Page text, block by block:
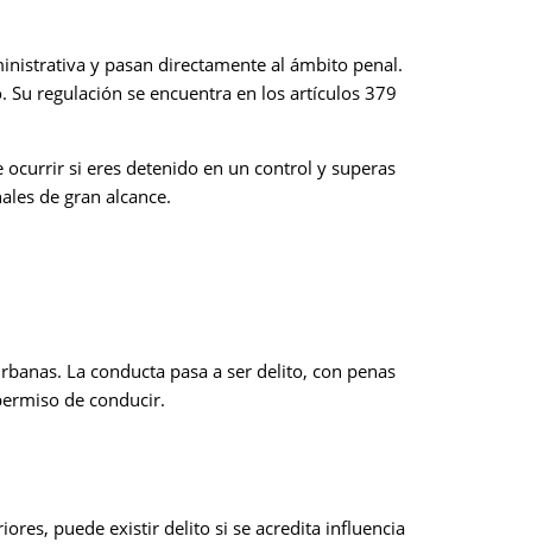
y pasan directamente al ámbito penal.
Su regulación se encuentra en los artículos 379
ocurrir si eres detenido en un control y superas
de gran alcance.
La conducta pasa a ser delito, con penas
de conducir.
puede existir delito si se acredita influencia